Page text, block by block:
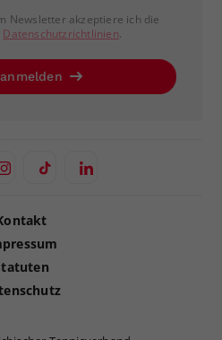
Newsletter akzeptiere ich die
Datenschutzrichtlinien.